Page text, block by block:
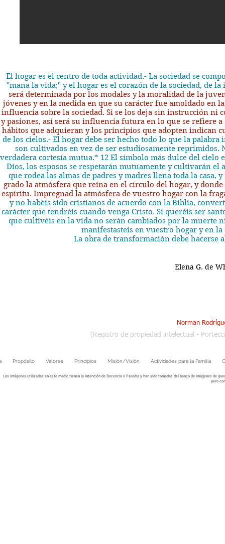
El hogar es el centro de toda actividad.- La sociedad se
"mana la vida;" y el hogar es el corazón de la sociedad, de
será determinada por los modales y la moralidad de la
jóvenes y en la medida en que su carácter fue amoldado
influencia sobre la sociedad. Si se los deja sin instrucción ni
y pasiones, así será su influencia futura en lo que se refiere
hábitos que adquieran y los principios que adopten indican
de los cielos.- El hogar debe ser hecho todo lo que la
son cultivados en vez de ser estudiosamente reprimidos.
verdadera cortesía mutua.* 12 El símbolo más dulce del
Dios, los esposos se respetarán mutuamente y cultivarán
que rodea las almas de padres y madres llena toda la
grado la atmósfera que reina en el círculo del hogar, y
espíritu. Impregnad la atmósfera de vuestro hogar con la
y no habéis sido cristianos de acuerdo con la Biblia,
carácter que tendréis cuando venga Cristo. Si queréis ser
que cultivéis en la vida no serán cambiados por la muerte
manifestasteis en vuestro hogar y en
La obra de transformación debe
Elena G. de
Norman
(Registro de propiedad intelectual -
Propósito Valores Principios Misión/Visión Actividades para la Familia
Las imágenes utilizadas en este medio tienen la intención de Docencia o Parodia y han sido tomadas del banco de imágenes de
pero